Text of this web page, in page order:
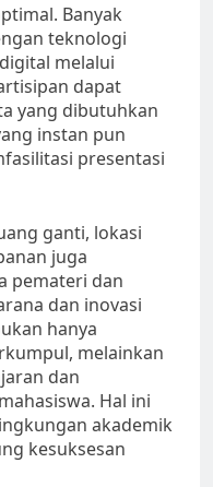
Banyak
teknologi
melalui
dapat
yang dibutuhkan
instan pun
presentasi
ganti, lokasi
juga
pemateri dan
dan inovasi
hanya
melainkan
dan
Hal ini
akademik
kesuksesan